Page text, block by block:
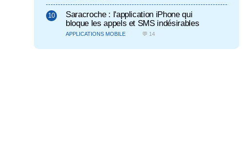
Saracroche : l'application iPhone qui
bloque les appels et SMS indésirables
APPLICATIONS MOBILE 💬 14